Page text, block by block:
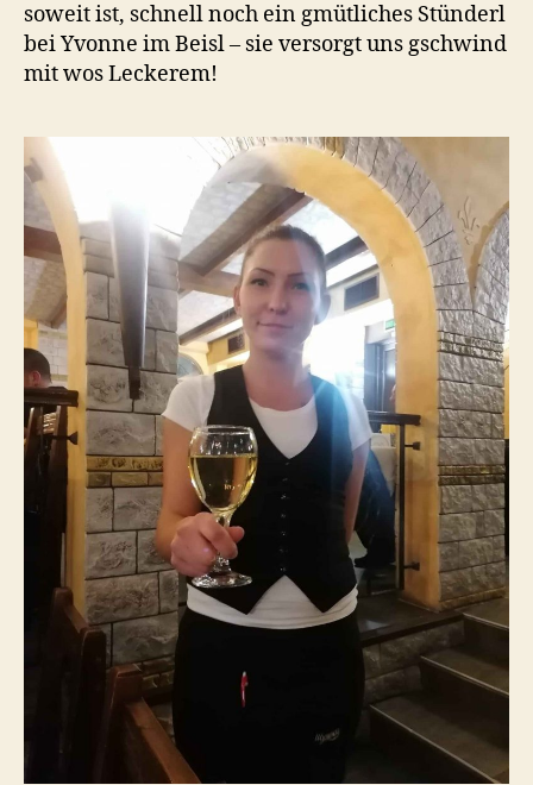
soweit ist, schnell noch ein gmütliches Stünderl
bei Yvonne im Beisl – sie versorgt uns gschwind
mit wos Leckerem!